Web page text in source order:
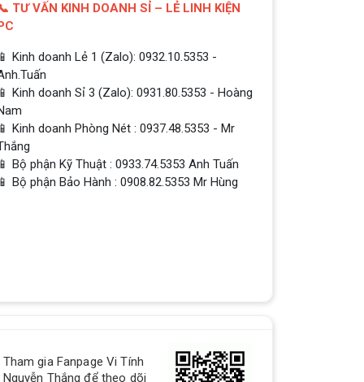
TƯ VẤN KINH DOANH SỈ – LẺ LINH KIỆN
📱 Kinh doanh Lẻ 1 (Zalo): 0932.10.5353 -
📱 Kinh doanh Sỉ 3 (Zalo): 0931.80.5353 - Hoàng
📱 Kinh doanh Phòng Nét : 0937.48.5353 - Mr
📱 Bộ phận Kỹ Thuật : 0933.74.5353 Anh Tuấn
📱 Bộ phận Bảo Hành : 0908.82.5353 Mr Hùng
Tham gia Fanpage Vi Tính
Nguyễn Thắng để theo dõi
QUÀ TẶNG TƯNG BỪNG -
CHÀO MỪNG NĂM MỚI